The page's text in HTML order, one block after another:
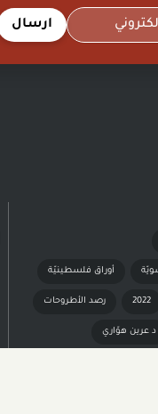
ارسال
أوراق فلسطينيّة
2022 رصد الأطروحات
د عرين هوّاري